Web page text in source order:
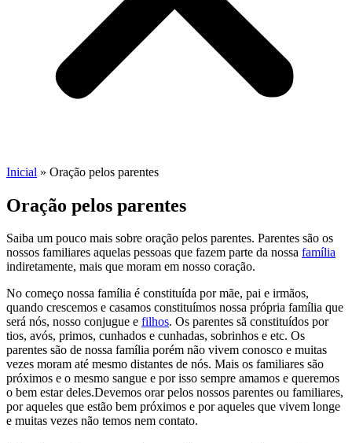
Inicial » Oração pelos parentes
Oração pelos parentes
Saiba um pouco mais sobre oração pelos parentes. Parentes são os
nossos familiares aquelas pessoas que fazem parte da nossa família
indiretamente, mais que moram em nosso coração.
No começo nossa família é constituída por mãe, pai e irmãos,
quando crescemos e casamos constituímos nossa própria família que
será nós, nosso conjugue e filhos. Os parentes sã constituídos por
tios, avós, primos, cunhados e cunhadas, sobrinhos e etc. Os
parentes são de nossa família porém não vivem conosco e muitas
vezes moram até mesmo distantes de nós. Mais os familiares são
próximos e o mesmo sangue e por isso sempre amamos e queremos
o bem estar deles.Devemos orar pelos nossos parentes ou familiares,
por aqueles que estão bem próximos e por aqueles que vivem longe
e muitas vezes não temos nem contato.